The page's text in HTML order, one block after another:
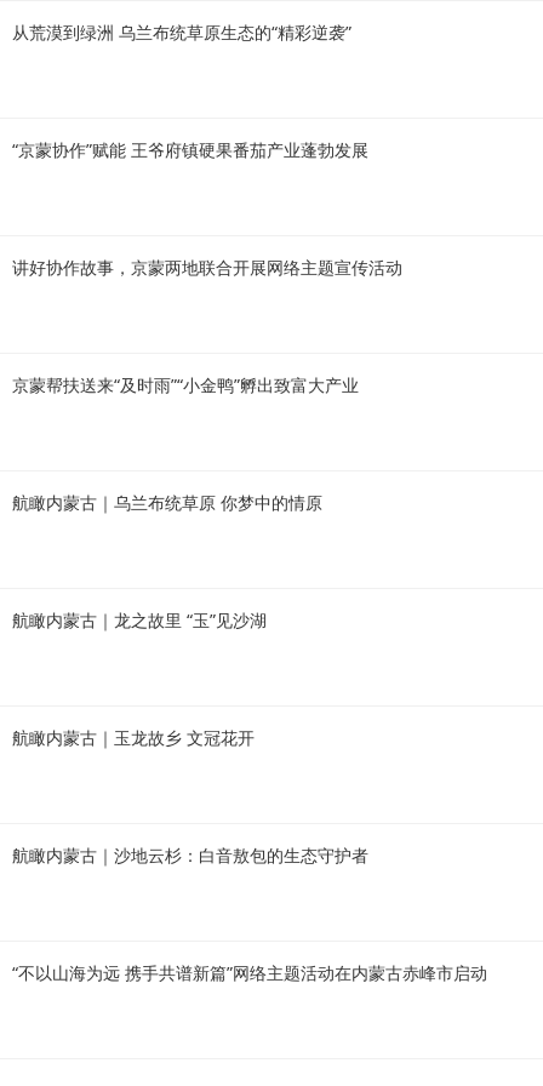
从荒漠到绿洲 乌兰布统草原生态的“精彩逆袭”
“京蒙协作”赋能 王爷府镇硬果番茄产业蓬勃发展
讲好协作故事，京蒙两地联合开展网络主题宣传活动
京蒙帮扶送来“及时雨”“小金鸭”孵出致富大产业
航瞰内蒙古｜乌兰布统草原 你梦中的情原
航瞰内蒙古｜龙之故里 “玉”见沙湖
航瞰内蒙古｜玉龙故乡 文冠花开
航瞰内蒙古｜沙地云杉：白音敖包的生态守护者
“不以山海为远 携手共谱新篇”网络主题活动在内蒙古赤峰市启动